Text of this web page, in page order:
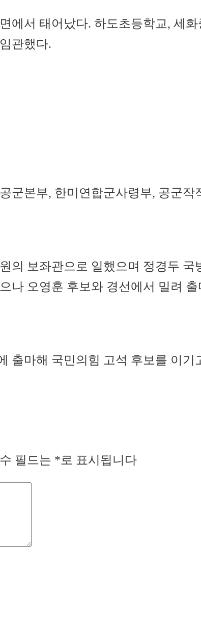
에서 태어났다. 하도초등학교, 세
관했다.
군본부, 한미연합군사령부, 공군
의 보좌관으로 일했으며 정경두
나 오영훈 후보와 경선에서 밀려
출마해 국민의힘 고석 후보를 이기
필드는 *로 표시됩니다